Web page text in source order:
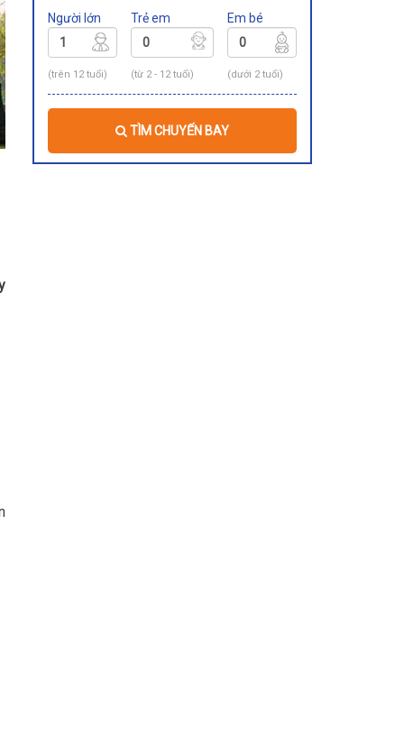
Người lớn
(trên 12 tuổi)
Trẻ em
(từ 2 - 12 tuổi)
Em bé
(dưới 2 tuổi)
TÌM CHUYẾN BAY